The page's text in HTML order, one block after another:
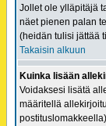
Jollet ole ylläpitäjä
näet pienen palan
(heidän tulisi jättää
Takaisin alkuun
Kuinka lisään
Voidaksesi lisätä
määritellä
postituslomakkeella)